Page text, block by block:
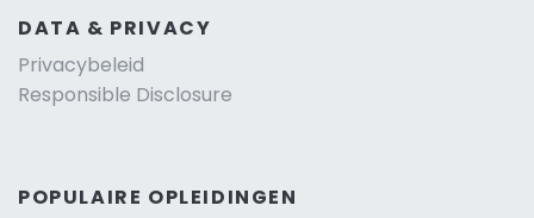
DATA & PRIVACY
Privacybeleid
Responsible Disclosure
POPULAIRE OPLEIDINGEN